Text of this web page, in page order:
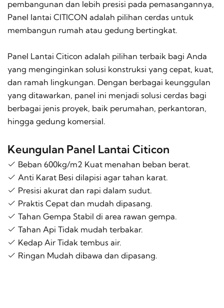
pembangunan dan lebih presisi pada pemasangannya,
Panel lantai CITICON adalah pilihan cerdas untuk
membangun rumah atau gedung bertingkat.
Panel Lantai Citicon adalah pilihan terbaik bagi Anda
yang menginginkan solusi konstruksi yang cepat, kuat,
dan ramah lingkungan. Dengan berbagai keunggulan
yang ditawarkan, panel ini menjadi solusi cerdas bagi
berbagai jenis proyek, baik perumahan, perkantoran,
hingga gedung komersial.
Keungulan Panel Lantai Citicon
Beban 600kg/m2 Kuat menahan beban berat.
Anti Karat Besi dilapisi agar tahan karat.
Presisi akurat dan rapi dalam sudut.
Praktis Cepat dan mudah dipasang.
Tahan Gempa Stabil di area rawan gempa.
Tahan Api Tidak mudah terbakar.
Kedap Air Tidak tembus air.
Ringan Mudah dibawa dan dipasang.